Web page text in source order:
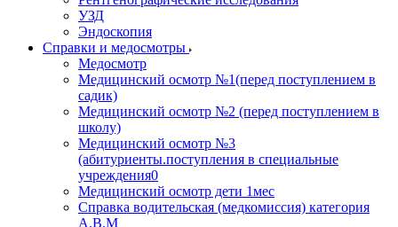
УЗД
Эндоскопия
Справки и медосмотры
Медосмотр
Медицинский осмотр №1(перед поступлением в
садик)
Медицинский осмотр №2 (перед поступлением в
школу)
Медицинский осмотр №3
(абитуриенты.поступления в специальные
учреждения0
Медицинский осмотр дети 1мес
Справка водительская (медкомиссия) категория
А,В.М